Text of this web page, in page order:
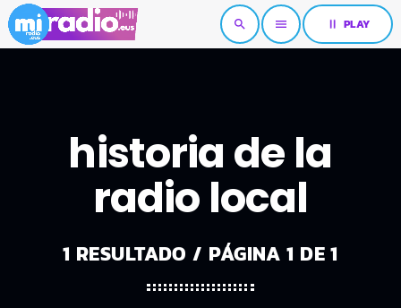
search menu pause PLAY
historia de la
radio local
1 RESULTADO / PÁGINA 1 DE 1